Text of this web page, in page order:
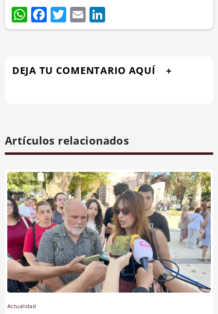
WhatsApp
Facebook
Twitter
Email
DEJA TU COMENTARIO AQUÍ
Artículos relacionados
Actualidad